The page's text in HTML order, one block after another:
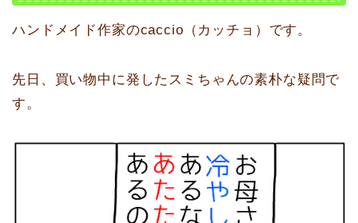
ハンドメイド作家のcaccio（カッチョ）です。
先日、買い物中に発したスミちゃんの素朴な疑問で
す。